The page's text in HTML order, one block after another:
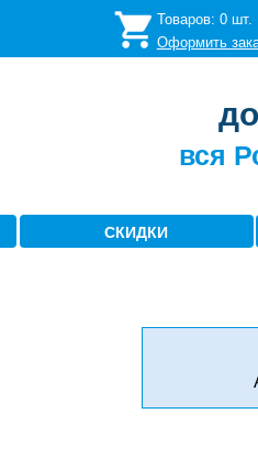
Товаров: 0шт. |
Оформить
вся
СКИДКИ